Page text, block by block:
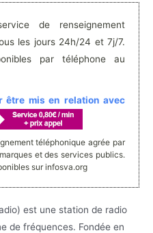
de renseignement
les jours 24h/24 et 7j/7.
par téléphone au
être mis en relation avec
téléphonique agrée par
et des services publics.
sur infosva.org
est une station de radio
de fréquences. Fondée en